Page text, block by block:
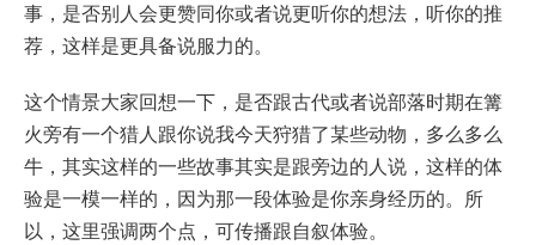
事，是否别人会更赞同你或者说更听你的想法，听你的推
荐，这样是更具备说服力的。
这个情景大家回想一下，是否跟古代或者说部落时期在篝
火旁有一个猎人跟你说我今天狩猎了某些动物，多么多么
牛，其实这样的一些故事其实是跟旁边的人说，这样的体
验是一模一样的，因为那一段体验是你亲身经历的。所
以，这里强调两个点，可传播跟自叙体验。